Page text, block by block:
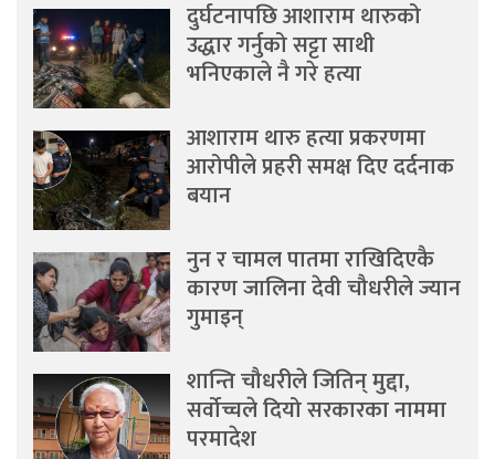
दुर्घटनापछि आशाराम थारुको
उद्धार गर्नुको सट्टा साथी
भनिएकाले नै गरे हत्या
आशाराम थारु हत्या प्रकरणमा
आरोपीले प्रहरी समक्ष दिए दर्दनाक
बयान
नुन र चामल पातमा राखिदिएकै
कारण जालिना देवी चौधरीले ज्यान
गुमाइन्
शान्ति चौधरीले जितिन् मुद्दा,
सर्वोच्चले दियो सरकारका नाममा
परमादेश